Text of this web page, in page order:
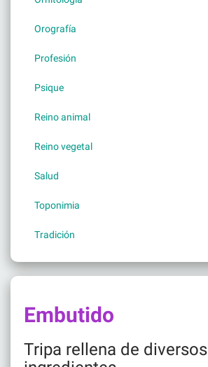
Orografía
Profesión
Psique
Reino animal
Reino vegetal
Salud
Toponimia
Tradición
Embutido
Tripa rellena de diversos